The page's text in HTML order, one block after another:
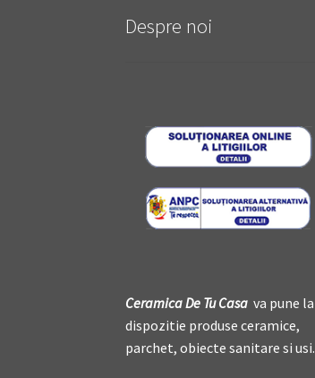
Despre noi
Ceramica De Tu Casa va pune la
dispozitie produse ceramice,
parchet, obiecte sanitare si usi.